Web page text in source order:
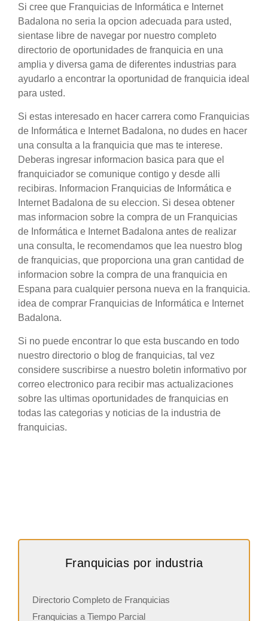
Si cree que Franquicias de Informática e Internet
Badalona no seria la opcion adecuada para usted,
sientase libre de navegar por nuestro completo
directorio de oportunidades de franquicia en una
amplia y diversa gama de diferentes industrias para
ayudarlo a encontrar la oportunidad de franquicia ideal
para usted.
Si estas interesado en hacer carrera como Franquicias
de Informática e Internet Badalona, no dudes en hacer
una consulta a la franquicia que mas te interese.
Deberas ingresar informacion basica para que el
franquiciador se comunique contigo y desde alli
recibiras. Informacion Franquicias de Informática e
Internet Badalona de su eleccion. Si desea obtener
mas informacion sobre la compra de un Franquicias
de Informática e Internet Badalona antes de realizar
una consulta, le recomendamos que lea nuestro blog
de franquicias, que proporciona una gran cantidad de
informacion sobre la compra de una franquicia en
Espana para cualquier persona nueva en la franquicia.
idea de comprar Franquicias de Informática e Internet
Badalona.
Si no puede encontrar lo que esta buscando en todo
nuestro directorio o blog de franquicias, tal vez
considere suscribirse a nuestro boletin informativo por
correo electronico para recibir mas actualizaciones
sobre las ultimas oportunidades de franquicias en
todas las categorias y noticias de la industria de
franquicias.
Franquicias por industria
Directorio Completo de Franquicias
Franquicias a Tiempo Parcial